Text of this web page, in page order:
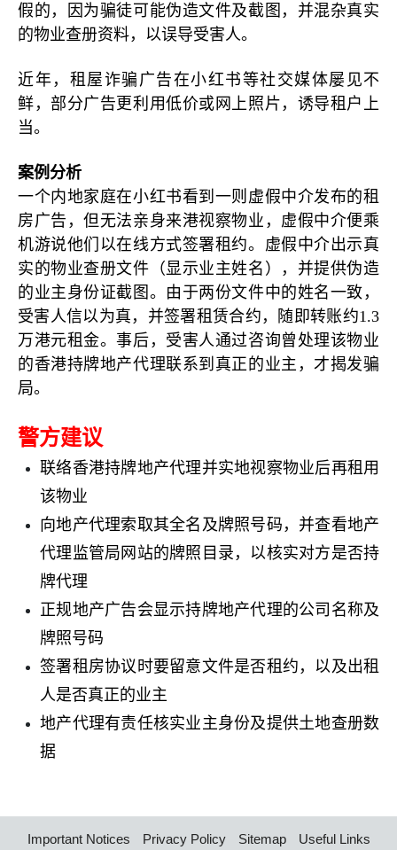
假的，因为骗徒可能伪造文件及截图，并混杂真实
的物业查册资料，以误导受害人。
近年，租屋诈骗广告在小红书等社交媒体屡见不
鲜，部分广告更利用低价或网上照片，诱导租户上
当。
案例分析
一个内地家庭在小红书看到一则虚假中介发布的租
房广告，但无法亲身来港视察物业，虚假中介便乘
机游说他们以在线方式签署租约。虚假中介出示真
实的物业查册文件（显示业主姓名），并提供伪造
的业主身份证截图。由于两份文件中的姓名一致，
受害人信以为真，并签署租赁合约，随即转账约1.3
万港元租金。事后，受害人通过咨询曾处理该物业
的香港持牌地产代理联系到真正的业主，才揭发骗
局。
警方建议
联络香港持牌地产代理并实地视察物业后再租用
该物业
向地产代理索取其全名及牌照号码，并查看地产
代理监管局网站的牌照目录，以核实对方是否持
牌代理
正规地产广告会显示持牌地产代理的公司名称及
牌照号码
签署租房协议时要留意文件是否租约，以及出租
人是否真正的业主
地产代理有责任核实业主身份及提供土地查册数
据
Important Notices Privacy Policy Sitemap Useful Links